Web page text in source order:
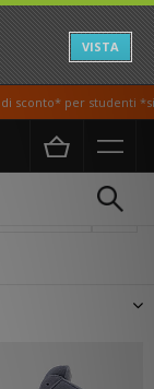
VISTA
sconto* per studenti *si
super-celebrità